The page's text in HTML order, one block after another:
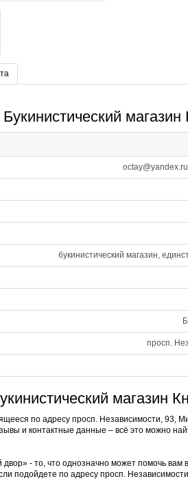
букинистический магазин,
просп.
магазин
по адресу просп. Независимости, 93,
и контактные данные – всё это можно
двор» - то, что однозначно может помочь
подойдете по адресу просп.